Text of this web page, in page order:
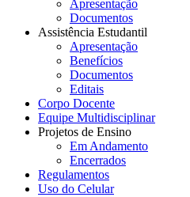
Apresentação
Documentos
Assistência Estudantil
Apresentação
Benefícios
Documentos
Editais
Corpo Docente
Equipe Multidisciplinar
Projetos de Ensino
Em Andamento
Encerrados
Regulamentos
Uso do Celular